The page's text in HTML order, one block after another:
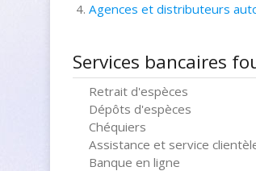
Agences et distributeurs
Services bancaires
Retrait d'espèces
Dépôts d'espèces
Chéquiers
Assistance et service
Banque en ligne